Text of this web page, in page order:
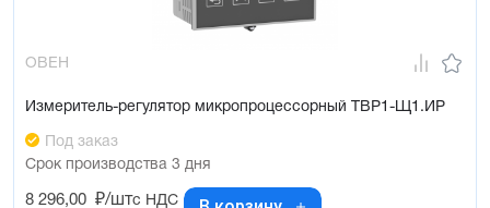
ОВЕН
Измеритель-регулятор микропроцессорный ТВР1-Щ1.ИР
Под заказ
Срок производства 3 дня
8 296,00 ₽/штс НДС